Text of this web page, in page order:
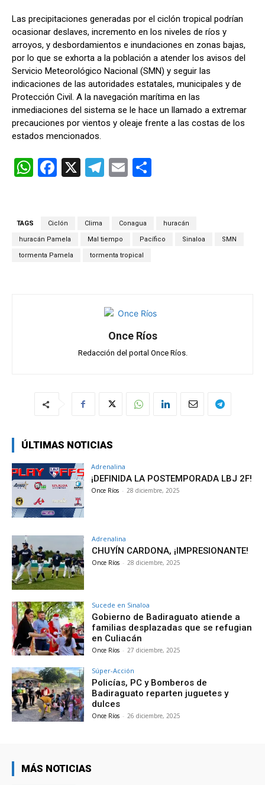
Las precipitaciones generadas por el ciclón tropical podrían
ocasionar deslaves, incremento en los niveles de ríos y
arroyos, y desbordamientos e inundaciones en zonas bajas,
por lo que se exhorta a la población a atender los avisos del
Servicio Meteorológico Nacional (SMN) y seguir las
indicaciones de las autoridades estatales, municipales y de
Protección Civil. A la navegación marítima en las
inmediaciones del sistema se le hace un llamado a extremar
precauciones por vientos y oleaje frente a las costas de los
estados mencionados.
W
A
p
F
b
o
o
X
T
gr
a
m
E
ar
TAGS Ciclón Clima Conagua huracán
huracán Pamela Mal tiempo Pacífico Sinaloa SMN
tormenta Pamela tormenta tropical
Once Ríos
Redacción del portal Once Ríos.
ÚLTIMAS NOTICIAS
Adrenalina
¡DEFINIDA LA POSTEMPORADA LBJ 2F!
Once Ríos - 28 diciembre, 2025
Adrenalina
CHUYÍN CARDONA, ¡IMPRESIONANTE!
Once Ríos - 28 diciembre, 2025
Sucede en Sinaloa
Gobierno de Badiraguato atiende a
familias desplazadas que se refugian
en Culiacán
Once Ríos - 27 diciembre, 2025
Súper-Acción
Policías, PC y Bomberos de
Badiraguato reparten juguetes y
dulces
Once Ríos - 26 diciembre, 2025
MÁS NOTICIAS